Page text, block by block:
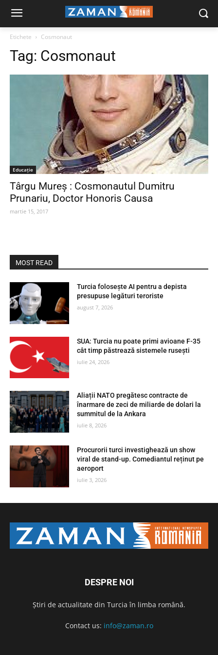
Etichete Cosmonaut
Tag: Cosmonaut
Educaţie
Târgu Mureş : Cosmonautul Dumitru
Prunariu, Doctor Honoris Causa
martie 15, 2017
MOST READ
Turcia folosește AI pentru a depista
presupuse legături teroriste
august 7, 2026
SUA: Turcia nu poate primi avioane F-35
cât timp păstrează sistemele rusești
iulie 24, 2026
Aliații NATO pregătesc contracte de
înarmare de zeci de miliarde de dolari la
summitul de la Ankara
iulie 8, 2026
Procurorii turci investighează un show
viral de stand-up. Comediantul reținut pe
aeroport
iulie 3, 2026
DESPRE NOI
Știri de actualitate din Turcia în limba română.
Contact us: info@zaman.ro